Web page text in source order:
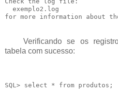
  exemplo2.log
Verificando se os
tabela com sucesso:
SQL> select * from produtos;